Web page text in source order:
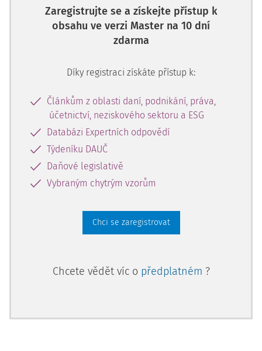
Zaregistrujte se a získejte přístup k
obsahu ve verzi Master na 10 dní
zdarma
Díky registraci získáte přístup k:
Článkům z oblasti daní, podnikání, práva,
účetnictví, neziskového sektoru a ESG
Databázi Expertních odpovědí
Týdeníku DAUČ
Daňové legislativě
Vybraným chytrým vzorům
Chci se zaregistrovat
Chcete vědět víc o předplatném ?